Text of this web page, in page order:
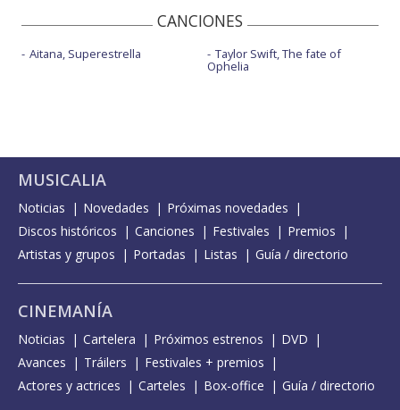
CANCIONES
Aitana, Superestrella Taylor Swift, The fate of
Ophelia
MUSICALIA
Noticias Novedades
Próximas novedades
Discos históricos
Canciones Festivales
Premios
Artistas y grupos
Portadas Listas Guía / directorio
CINEMANÍA
Noticias Cartelera Próximos estrenos
DVD
Avances
Tráilers
Festivales + premios
Actores y actrices
Carteles Box-office Guía / directorio